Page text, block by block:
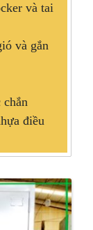
và tai
và gắn
chắn
điều